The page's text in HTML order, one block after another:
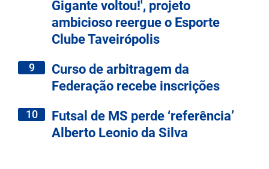
Gigante voltou!', projeto
ambicioso reergue o Esporte
Clube Taveirópolis
9
Curso de arbitragem da
Federação recebe inscrições
10
Futsal de MS perde ‘referência’
Alberto Leonio da Silva